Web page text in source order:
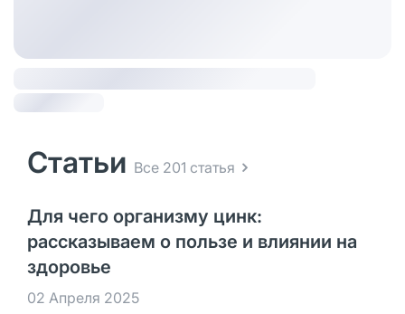
Статьи Все 201 статья
Для чего организму цинк:
рассказываем о пользе и влиянии на
здоровье
02 Апреля 2025